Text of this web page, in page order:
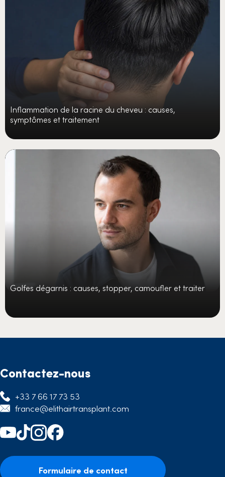
Inflammation de la racine du cheveu : causes,
symptômes et traitement
Golfes dégarnis : causes, stopper, camoufler et traiter
Contactez-nous
+33 7 66 17 73 53
france@elithairtransplant.com
Formulaire de contact